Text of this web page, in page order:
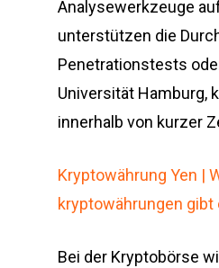
Analysewerkzeuge
unterstützen die
Penetrationstests
Universität Hamburg,
innerhalb von kurzer
Kryptowährung Yen |
kryptowährungen gibt
Bei der Kryptobörse